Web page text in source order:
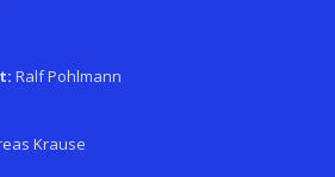
Ralf Pohlmann
Krause